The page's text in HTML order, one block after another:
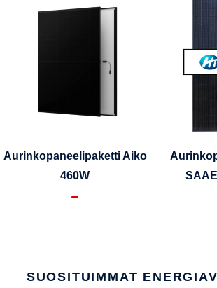
Aurinkopaneelipaketti Aiko
460W
SUOSITUIMMAT